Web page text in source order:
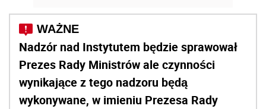
Nadzór nad Instytutem będzie sprawował
Prezes Rady Ministrów ale czynności
wynikające z tego nadzoru będą
wykonywane, w imieniu Prezesa Rady